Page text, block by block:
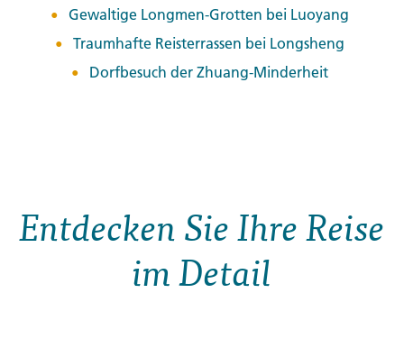
Gewaltige Longmen-Grotten bei Luoyang
Traumhafte Reisterrassen bei Longsheng
Dorfbesuch der Zhuang-Minderheit
Entdecken Sie Ihre Reise
im Detail